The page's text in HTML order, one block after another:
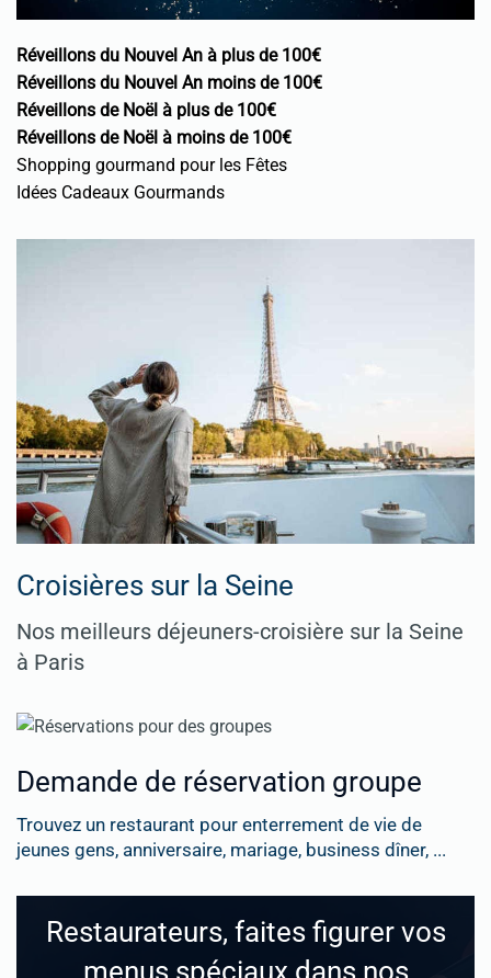
Réveillons du Nouvel An à plus de 100€
Réveillons du Nouvel An moins de 100€
Réveillons de Noël à plus de 100€
Réveillons de Noël à moins de 100€
Shopping gourmand pour les Fêtes
Idées Cadeaux Gourmands
Croisières sur la Seine
Nos meilleurs déjeuners-croisière sur la Seine
à Paris
Demande de réservation groupe
Trouvez un restaurant pour enterrement de vie de
jeunes gens, anniversaire, mariage, business dîner, ...
Restaurateurs, faites figurer vos
menus spéciaux dans nos